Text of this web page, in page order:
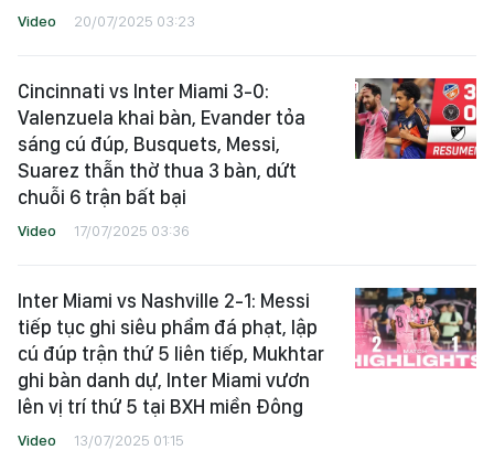
Video 20/07/2025 03:23
Cincinnati vs Inter Miami 3-0:
Valenzuela khai bàn, Evander tỏa
sáng cú đúp, Busquets, Messi,
Suarez thẫn thờ thua 3 bàn, dứt
chuỗi 6 trận bất bại
Video 17/07/2025 03:36
Inter Miami vs Nashville 2-1: Messi
tiếp tục ghi siêu phẩm đá phạt, lập
cú đúp trận thứ 5 liên tiếp, Mukhtar
ghi bàn danh dự, Inter Miami vươn
lên vị trí thứ 5 tại BXH miền Đông
Video 13/07/2025 01:15